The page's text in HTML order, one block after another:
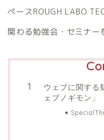
ペースROUGH LABO
関わる勉強会・セミナー
ウェブに関する
ェブノギモン」